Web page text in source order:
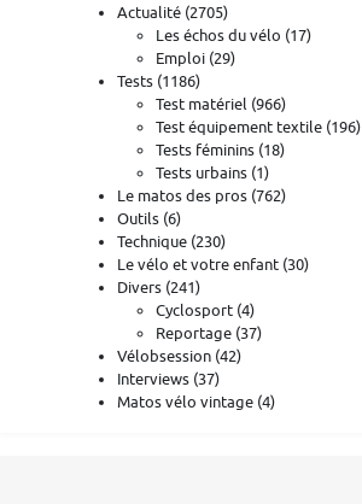
Actualité (2705)
Les échos du vélo (17)
Emploi (29)
Tests (1186)
Test matériel (966)
Test équipement textile (196)
Tests féminins (18)
Tests urbains (1)
Le matos des pros (762)
Outils (6)
Technique (230)
Le vélo et votre enfant (30)
Divers (241)
Cyclosport (4)
Reportage (37)
Vélobsession (42)
Interviews (37)
Matos vélo vintage (4)